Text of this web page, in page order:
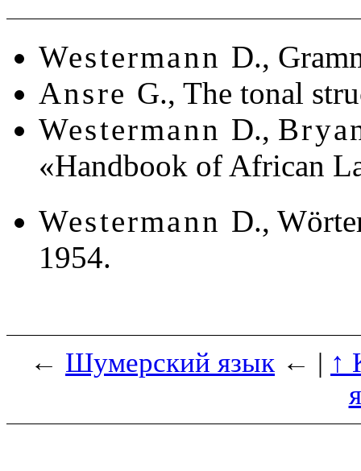
Westermann D.,
Ansre G., The tonal
Westermann D.,
«Handbook of African
Westermann D.,
1954.
← Шумерский язык ← | ↑